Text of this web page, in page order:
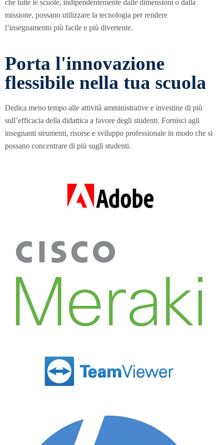
che tutte le scuole, indipendentemente dalle dimensioni o dalla
missione, possano utilizzare la tecnologia per rendere
l’insegnamento più facile e più divertente.
Porta l'innovazione
flessibile nella tua scuola
Dedica meno tempo alle attività amministrative e investine di più
sull’efficacia della didattica a favore degli studenti. Fornisci agli
insegnanti strumenti, risorse e sviluppo professionale in modo che si
possano concentrare di più sugli studenti.